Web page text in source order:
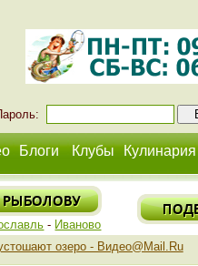
Блоги Клубы Кулинария
- Иваново
озеро - Видео@Mail.Ru